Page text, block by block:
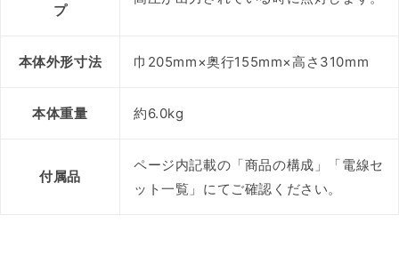
プ
本体外形寸法 巾205mm×奥行155mm×高さ310mm
本体重量 約6.0kg
付属品
ページ内記載の「商品の構成」「電線セ
ット一覧」にてご確認ください。